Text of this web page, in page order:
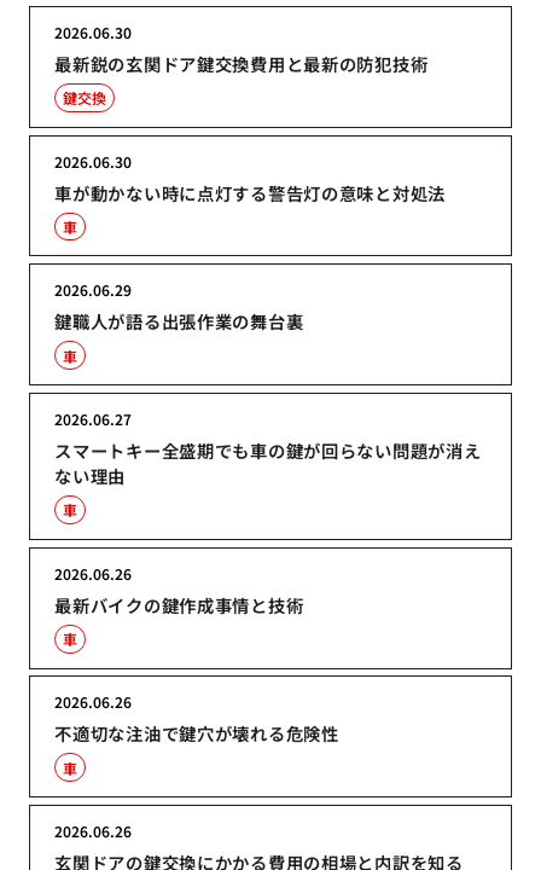
最新鋭の玄関ドア鍵交換費用と最新の防犯技術
2026.06.30
鍵交換
車が動かない時に点灯する警告灯の意味と対処法
2026.06.30
車
鍵職人が語る出張作業の舞台裏
2026.06.29
車
スマートキー全盛期でも車の鍵が回らない問題が消え
ない理由
2026.06.27
車
最新バイクの鍵作成事情と技術
2026.06.26
車
不適切な注油で鍵穴が壊れる危険性
2026.06.26
車
玄関ドアの鍵交換にかかる費用の相場と内訳を知る
2026.06.26